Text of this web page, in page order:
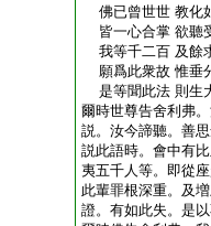
佛已曾世世 教化
皆一心合掌 欲聽
我等千二百 及餘
願爲此衆故 惟垂
是等聞此法 則生
爾時世尊告舍利弗
説。汝今諦聽。善
説此語時。會中有
夷五千人等。即從
此輩罪根深重。及
證。有如此失。是